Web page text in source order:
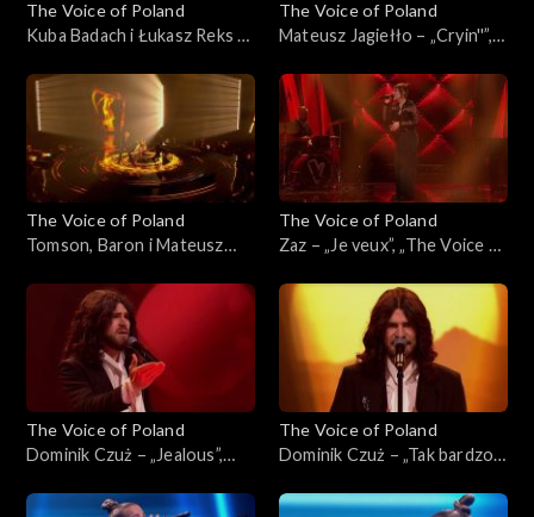
The Voice of Poland
Kuba Badach i Łukasz Reks –
Poland”, Finał, 29 listopada
2025
The Voice of Poland
Mateusz Jagiełło – „Cryin''”,
29 listopada 2025
The Voice of Poland
Tomson, Baron i Mateusz
Love”, „The Voice of Poland”,
Finał, 29 listopada 2025
The Voice of Poland
Zaz – „Je veux”, „The Voice of
2025
The Voice of Poland
Dominik Czuż – „Jealous”,
22 listopada 2025
The Voice of Poland
Dominik Czuż – „Tak bardzo
Poland”, Live 3, 22 listopada